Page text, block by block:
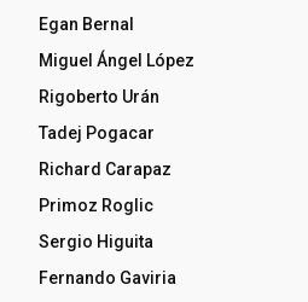
Egan Bernal
Miguel Ángel López
Rigoberto Urán
Tadej Pogacar
Richard Carapaz
Primoz Roglic
Sergio Higuita
Fernando Gaviria